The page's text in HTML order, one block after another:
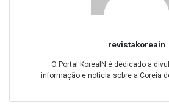
revistakoreain
O Portal KoreaIN é dedicado a
informação e noticia sobre a Coreia